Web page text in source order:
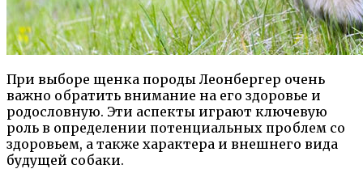
При выборе щенка породы Леонбергер очень
важно обратить внимание на его здоровье и
родословную. Эти аспекты играют ключевую
роль в определении потенциальных проблем со
здоровьем, а также характера и внешнего вида
будущей собаки.